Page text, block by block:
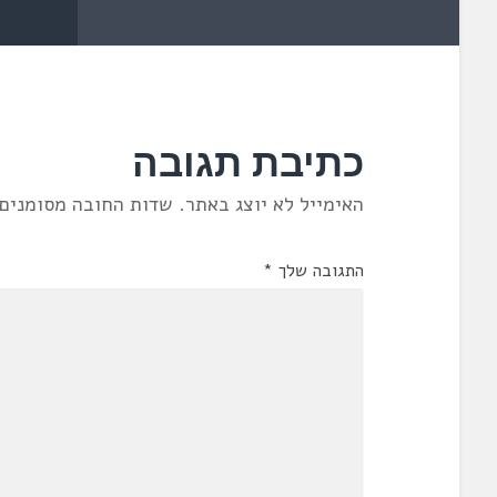
כתיבת תגובה
האימייל לא יוצג באתר. שדות החובה
התגובה שלך *